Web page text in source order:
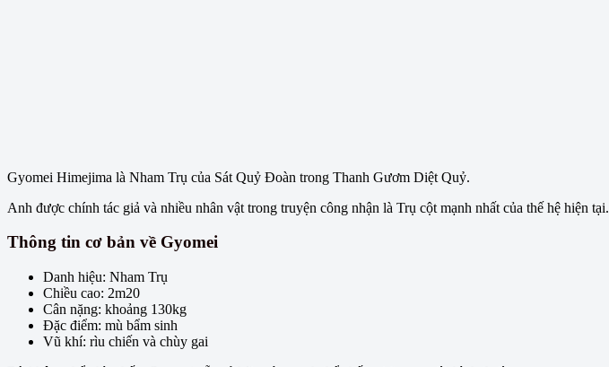
Gyomei Himejima là Nham Trụ của Sát Quỷ Đoàn trong Thanh Gươm Diệt Quỷ.
Anh được chính tác giả và nhiều nhân vật trong truyện công nhận là Trụ cột mạnh nhất của thế hệ hiện tại.
Thông tin cơ bản về Gyomei
Danh hiệu: Nham Trụ
Chiều cao: 2m20
Cân nặng: khoảng 130kg
Đặc điểm: mù bẩm sinh
Vũ khí: rìu chiến và chùy gai